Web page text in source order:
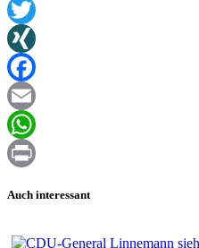
Twitter
XING
Facebook
Email
WhatsApp
Auch interessant